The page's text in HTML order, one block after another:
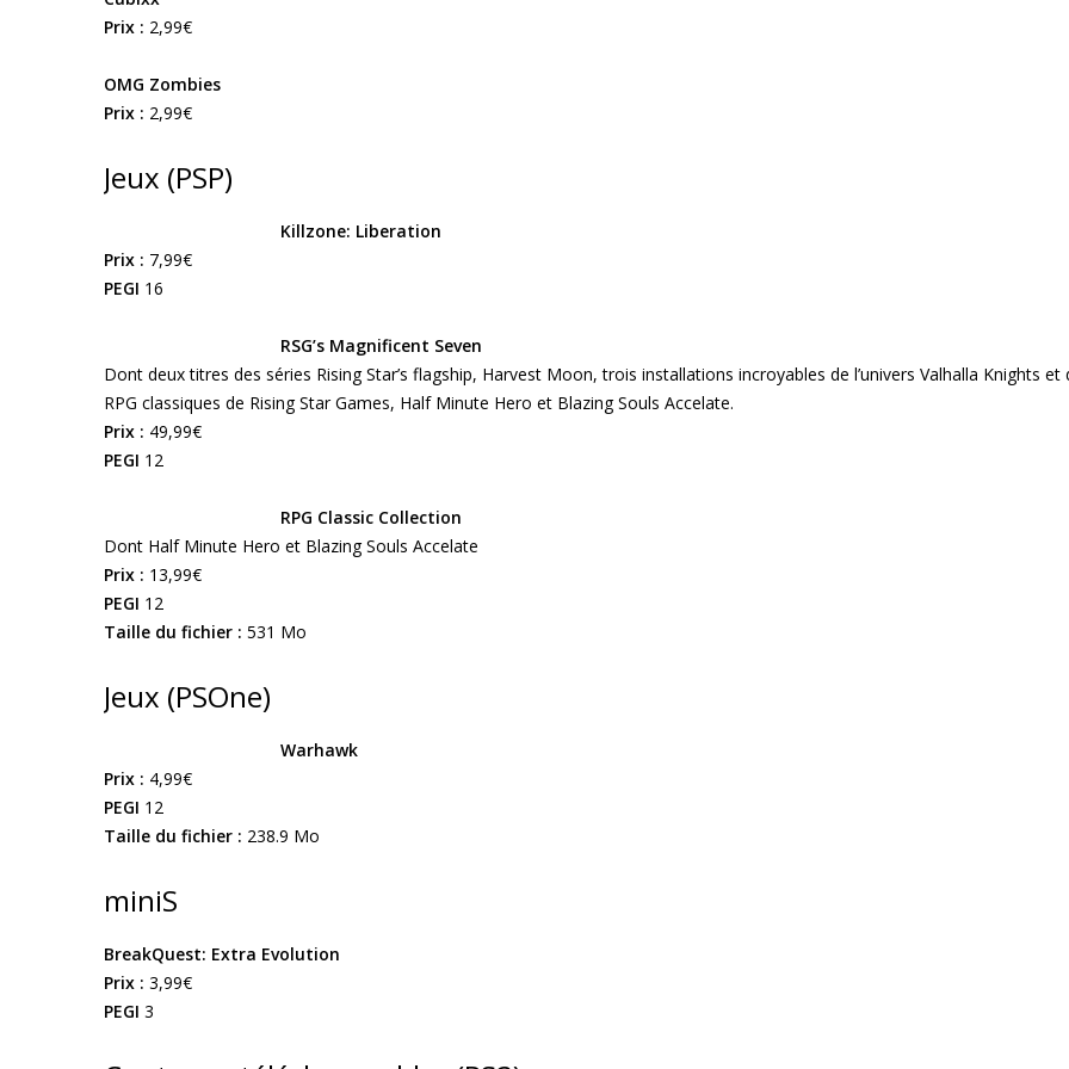
Prix : 2,99€
OMG Zombies
Prix : 2,99€
Jeux (PSP)
Killzone: Liberation
Prix : 7,99€
PEGI 16
RSG’s Magnificent Seven
Dont deux titres des séries Rising Star’s flagship, Harvest Moon, trois installations incroyables de l’univers Valhalla Knights et
RPG classiques de Rising Star Games, Half Minute Hero et Blazing Souls Accelate.
Prix : 49,99€
PEGI 12
RPG Classic Collection
Dont Half Minute Hero et Blazing Souls Accelate
Prix : 13,99€
PEGI 12
Taille du fichier : 531 Mo
Jeux (PSOne)
Warhawk
Prix : 4,99€
PEGI 12
Taille du fichier : 238.9 Mo
miniS
BreakQuest: Extra Evolution
Prix : 3,99€
PEGI 3